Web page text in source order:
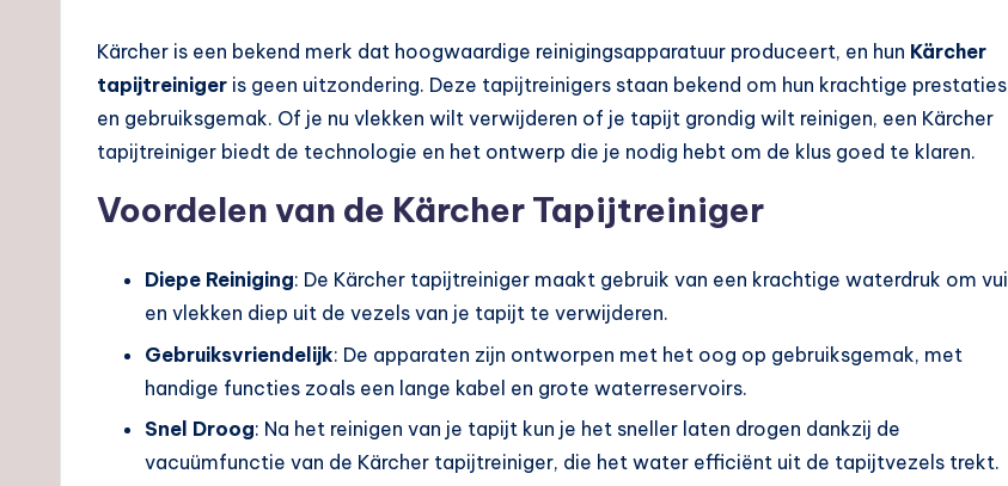
Kärcher is een bekend merk dat hoogwaardige reinigingsapparatuur produceert, en hun Kärcher
tapijtreiniger is geen uitzondering. Deze tapijtreinigers staan bekend om hun krachtige prestaties
en gebruiksgemak. Of je nu vlekken wilt verwijderen of je tapijt grondig wilt reinigen, een Kärcher
tapijtreiniger biedt de technologie en het ontwerp die je nodig hebt om de klus goed te klaren.
Voordelen van de Kärcher Tapijtreiniger
Diepe Reiniging: De Kärcher tapijtreiniger maakt gebruik van een krachtige waterdruk om vuil
en vlekken diep uit de vezels van je tapijt te verwijderen.
Gebruiksvriendelijk: De apparaten zijn ontworpen met het oog op gebruiksgemak, met
handige functies zoals een lange kabel en grote waterreservoirs.
Snel Droog: Na het reinigen van je tapijt kun je het sneller laten drogen dankzij de
vacuümfunctie van de Kärcher tapijtreiniger, die het water efficiënt uit de tapijtvezels trekt.